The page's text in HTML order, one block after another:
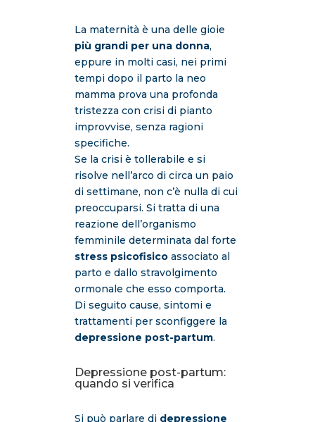
La maternità è una delle gioie
più grandi per una donna,
eppure in molti casi, nei primi
tempi dopo il parto la neo
mamma prova una profonda
tristezza con crisi di pianto
improvvise, senza ragioni
specifiche.
Se la crisi è tollerabile e si
risolve nell’arco di circa un paio
di settimane, non c’è nulla di cui
preoccuparsi. Si tratta di una
reazione dell’organismo
femminile determinata dal forte
stress psicofisicoassociato al
parto e dallo stravolgimento
ormonale che esso comporta.
Di seguito cause, sintomi e
trattamenti per sconfiggere la
depressione post-partum.
Depressione post-partum:
quando si verifica
Si può parlare di depressione